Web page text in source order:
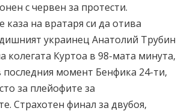
с червен за протести.
каза на вратаря си да отива
украинец Анатолий Трубин
колегата Куртоа в 98-мата минута,
последния момент Бенфика 24-ти,
за плейофите за
Страхотен финал за двубоя,